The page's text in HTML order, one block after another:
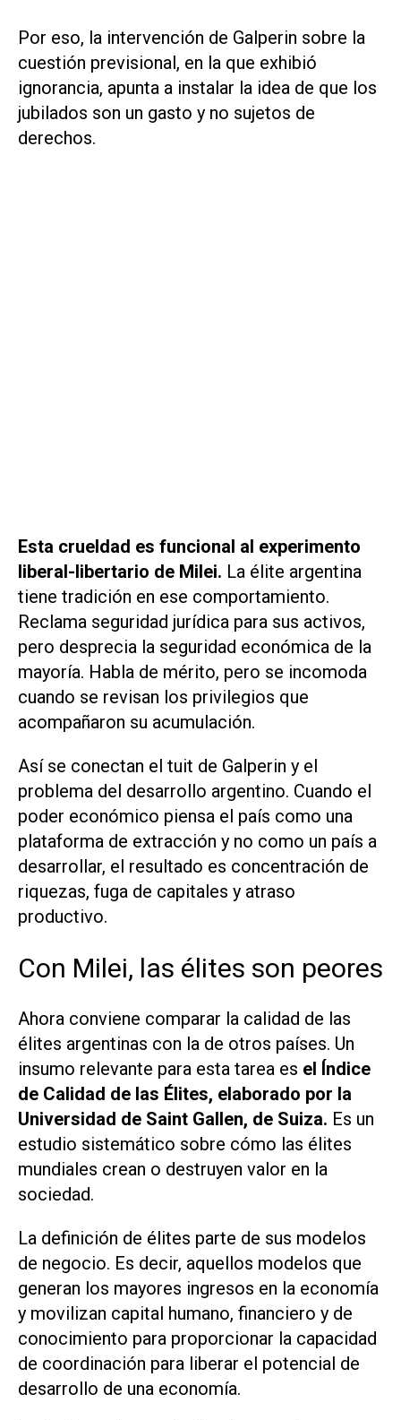
Por eso, la intervención de Galperin sobre la
cuestión previsional, en la que exhibió
ignorancia, apunta a instalar la idea de que los
jubilados son un gasto y no sujetos de
derechos.
Esta crueldad es funcional al experimento
liberal-libertario de Milei. La élite argentina
tiene tradición en ese comportamiento.
Reclama seguridad jurídica para sus activos,
pero desprecia la seguridad económica de la
mayoría. Habla de mérito, pero se incomoda
cuando se revisan los privilegios que
acompañaron su acumulación.
Así se conectan el tuit de Galperin y el
problema del desarrollo argentino. Cuando el
poder económico piensa el país como una
plataforma de extracción y no como un país a
desarrollar, el resultado es concentración de
riquezas, fuga de capitales y atraso
productivo.
Con Milei, las élites son peores
Ahora conviene comparar la calidad de las
élites argentinas con la de otros países. Un
insumo relevante para esta tarea es el Índice
de Calidad de las Élites, elaborado por la
Universidad de Saint Gallen, de Suiza. Es un
estudio sistemático sobre cómo las élites
mundiales crean o destruyen valor en la
sociedad.
La definición de élites parte de sus modelos
de negocio. Es decir, aquellos modelos que
generan los mayores ingresos en la economía
y movilizan capital humano, financiero y de
conocimiento para proporcionar la capacidad
de coordinación para liberar el potencial de
desarrollo de una economía.